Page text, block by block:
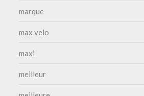
marque
max velo
maxi
meilleur